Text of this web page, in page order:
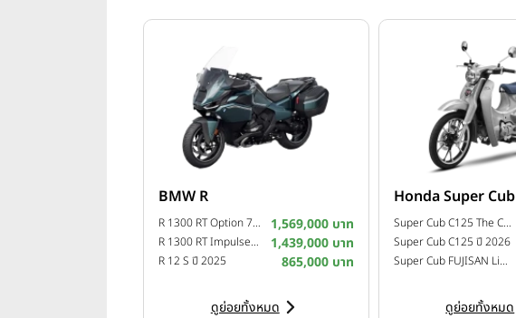
BMW R
R 1300 RT Option 719 Camargue ปี 2025 1,569,000 บาท
R 1300 RT Impulse ปี 2025 1,439,000 บาท
R 12 S ปี 2025 865,000 บาท
ดูย่อยทั้งหมด
Honda Super Cub
Super Cub C125 The Crafted Calm Custom Edition ปี 2026
Super Cub C125 ปี 2026
Super Cub FUJISAN Limited Edition ปี 2025
ดูย่อยทั้งหมด